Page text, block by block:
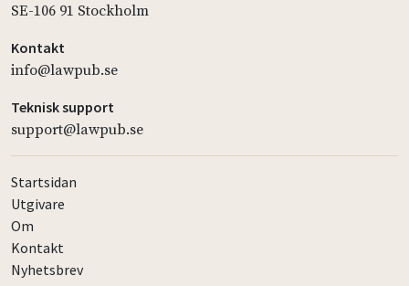
SE-106 91 Stockholm
Kontakt
info@lawpub.se
Teknisk support
support@lawpub.se
Startsidan
Utgivare
Om
Kontakt
Nyhetsbrev